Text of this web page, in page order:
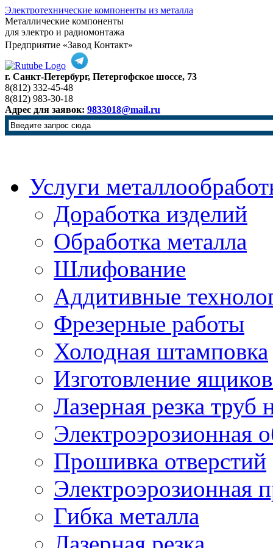
Электротехнические компоненты из металла
Металлические компоненты
для электро и радиомонтажа
Предприятие «Завод Контакт»
г. Санкт-Петербург, Петергофское шоссе, 73
8(812) 332-45-48
8(812) 983-30-18
Адрес для заявок: 9833018@mail.ru
Услуги
Доработка изделий
Обработка металла
Шлифование
Аддитивные
Фрезерные работы
Холодная штамповка
Изготовление
Лазерная резка труб
Электроэрозионная
Прошивка отверстий
Электроэрозионная
Гибка металла